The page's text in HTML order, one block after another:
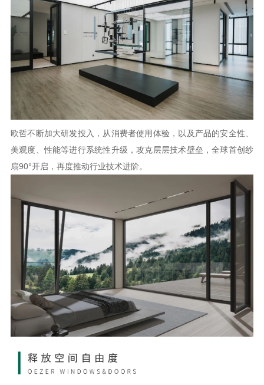
欧哲不断加大研发投入，从消费者使用体验，以及产品的安全性、
美观度、性能等进行系统性升级，攻克层层技术壁垒，全球首创纱
扇90°开启，再度推动行业技术进阶。